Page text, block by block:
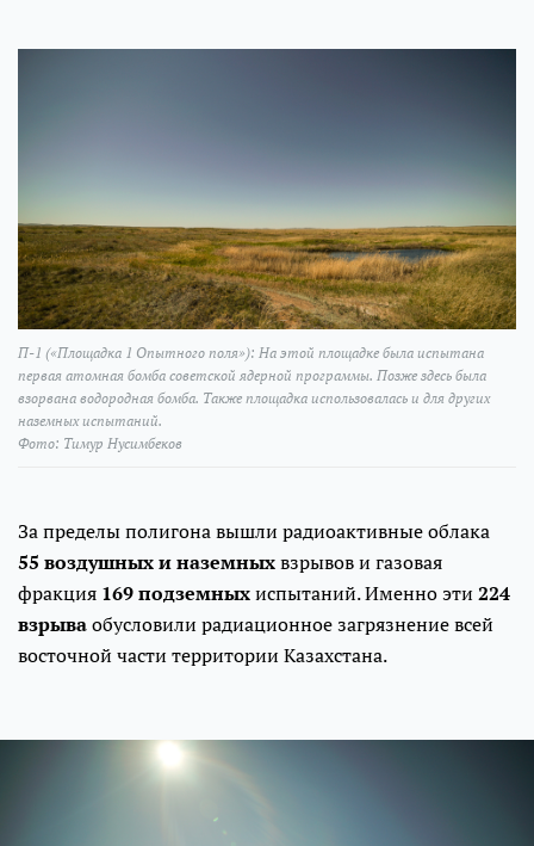
П-1 («Площадка 1 Опытного поля»): На этой площадке была испытана
первая атомная бомба советской ядерной программы. Позже здесь была
взорвана водородная бомба. Также площадка использовалась и для других
наземных испытаний.
Фото: Тимур Нусимбеков
За пределы полигона вышли радиоактивные облака
55 воздушных и наземныхвзрывов и газовая
фракция 169подземныхиспытаний. Именно эти 224
взрываобусловили радиационное загрязнение всей
восточной части территории Казахстана.